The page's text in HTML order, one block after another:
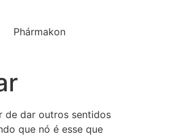
Phármakon
de dar outros sentidos
que nó é esse que